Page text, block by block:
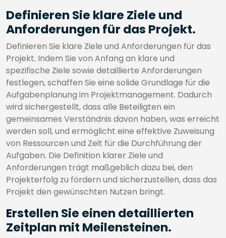
Definieren Sie klare Ziele und
Anforderungen für das Projekt.
Definieren Sie klare Ziele und Anforderungen für das
Projekt. Indem Sie von Anfang an klare und
spezifische Ziele sowie detaillierte Anforderungen
festlegen, schaffen Sie eine solide Grundlage für die
Aufgabenplanung im Projektmanagement. Dadurch
wird sichergestellt, dass alle Beteiligten ein
gemeinsames Verständnis davon haben, was erreicht
werden soll, und ermöglicht eine effektive Zuweisung
von Ressourcen und Zeit für die Durchführung der
Aufgaben. Die Definition klarer Ziele und
Anforderungen trägt maßgeblich dazu bei, den
Projekterfolg zu fördern und sicherzustellen, dass das
Projekt den gewünschten Nutzen bringt.
Erstellen Sie einen detaillierten
Zeitplan mit Meilensteinen.